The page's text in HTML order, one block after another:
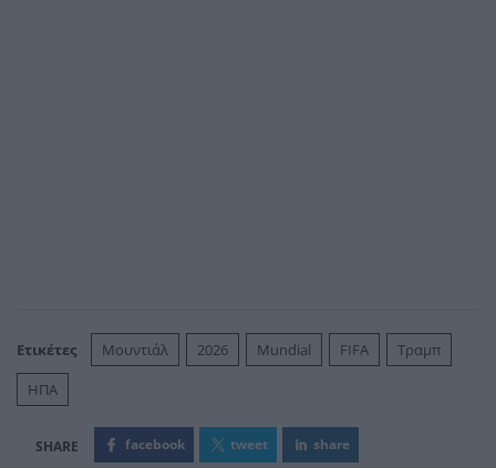
Ετικέτες Μουντιάλ 2026 Mundial FIFA
Τραμπ
ΗΠΑ
facebook tweet share